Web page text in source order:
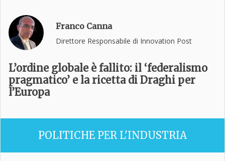
Franco Canna
Direttore Responsabile di Innovation Post
L’ordine globale è fallito: il ‘federalismo
pragmatico’ e la ricetta di Draghi per
l’Europa
POLITICHE PER L'INDUSTRIA